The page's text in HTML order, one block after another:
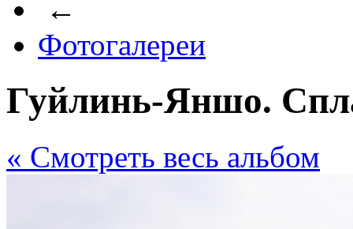
←
Фотогалереи
Гуйлинь-Яншо.
« Cмотреть весь альбом